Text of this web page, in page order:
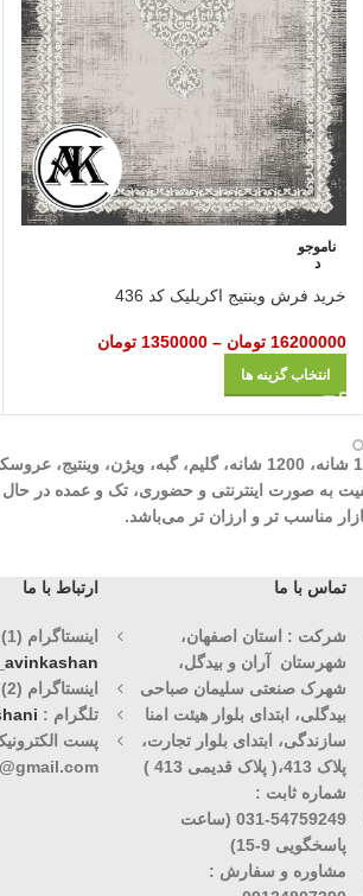
ناموجو
د
خرید فرش وینتیج اکریلیک کد 436
16200000 تومان –
1350000 تومان
انتخاب گزینه ها
شرکت مهرآوران فیض کاشان در زمینه تولید انواع فرش‌های ماشینی نظیر طرح 700 شانه،
با هدف سهولت در عرضه اجناس با کیفیت به صورت اینترنتی و
مناسب تر و ارزان تر می‌باشد.
تماس با ما
شرکت : استان اصفهان،
شهرستان آران و بیدگل،
شهرک صنعتی سلیمان صباحی
بیدگلی، ابتدای بلوار هیئت امنا
سازندگی، ابتدای بلوار تجارت،
پلاک 413،( پلاک قدیمی 413 )
شماره ثابت :
031-54759249 (ساعت
پاسخگویی 9-15)
مشاوره و سفارش :
ارتباط با ما
اینستاگرام (1):
اینستاگرام (2):
تلگرام :
پست